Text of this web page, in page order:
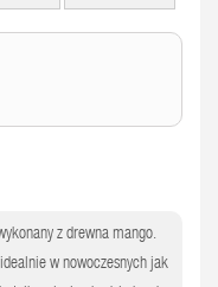
z drewna mango.
w nowoczesnych jak